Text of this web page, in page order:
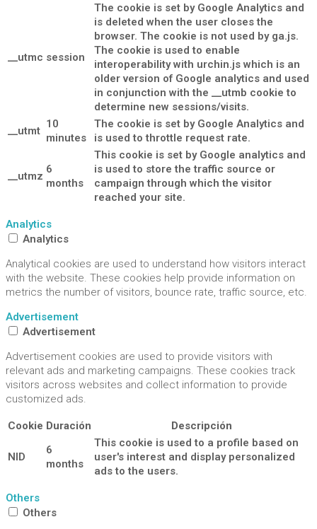
__utmc session
The cookie is set by Google Analytics and
is deleted when the user closes the
browser. The cookie is not used by ga.js.
The cookie is used to enable
interoperability with urchin.js which is an
older version of Google analytics and used
in conjunction with the __utmb cookie to
determine new sessions/visits.
__utmt
10
minutes
The cookie is set by Google Analytics and
is used to throttle request rate.
__utmz
6
months
This cookie is set by Google analytics and
is used to store the traffic source or
campaign through which the visitor
reached your site.
Analytics
Analytics
Analytical cookies are used to understand how visitors interact
with the website. These cookies help provide information on
metrics the number of visitors, bounce rate, traffic source, etc.
Advertisement
Advertisement
Advertisement cookies are used to provide visitors with
relevant ads and marketing campaigns. These cookies track
visitors across websites and collect information to provide
customized ads.
Cookie Duración Descripción
NID
6
months
This cookie is used to a profile based on
user's interest and display personalized
ads to the users.
Others
Others